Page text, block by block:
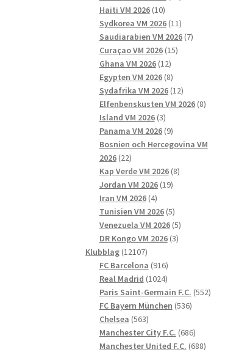
Haiti VM 2026 1010
produkter
Sydkorea VM 2026 1111
produkter
Saudiarabien VM 2026 77
Curaçao VM 2026 1515
Ghana VM 2026 1212
produkter
Egypten VM 2026 88
produkter
Sydafrika VM 2026 1212
produkter
Elfenbenskusten VM 2026 88
Island VM 2026 33
produkter
Panama VM 2026 99
produkter
Bosnien och Hercegovina VM
2026 2222
produkter
Kap Verde VM 2026 88
Jordan VM 2026 1919
Iran VM 2026 44
produkter
Tunisien VM 2026 55
produkter
Venezuela VM 2026 55
produkter
DR Kongo VM 2026 33
Klubblag 1210712107
produkter
FC Barcelona 916916
produkter
Real Madrid 10241024
produkter
Paris Saint-Germain F.C. 552552
FC Bayern München 536536
Chelsea 563563
produkter
Manchester City F.C. 686686
produkter
Manchester United F.C. 688688